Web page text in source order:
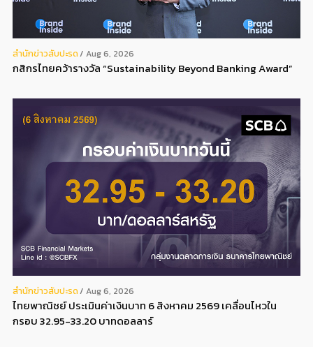
สํานักข่าวสับปะรด Aug 6, 2026
กสิกรไทยคว้ารางวัล “Sustainability Beyond Banking Award”
สํานักข่าวสับปะรด Aug 6, 2026
ไทยพาณิชย์ ประเมินค่าเงินบาท 6 สิงหาคม 2569 เคลื่อนไหวใน
กรอบ 32.95-33.20 บาทดอลลาร์